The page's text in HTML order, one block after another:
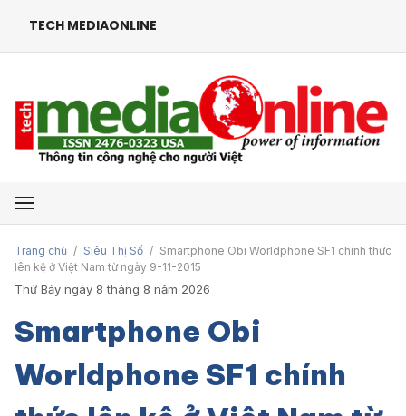
TECH MEDIAONLINE
Mở menu
Trang chủ / Siêu Thị Số / Smartphone Obi Worldphone SF1 chính thức
lên kệ ở Việt Nam từ ngày 9-11-2015
Thứ Bảy ngày 8 tháng 8 năm 2026
Smartphone Obi
Worldphone SF1 chính